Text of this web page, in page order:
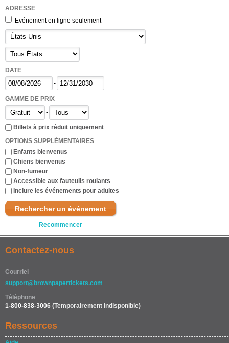
ADRESSE
Evénement en ligne seulement
DATE
-
GAMME DE PRIX
-
Billets à prix réduit uniquement
OPTIONS SUPPLÉMENTAIRES
Enfants bienvenus
Chiens bienvenus
Non-fumeur
Accessible aux fauteuils roulants
Inclure les événements pour adultes
Rechercher un événement
Recommencer
Contactez-nous
Courriel
support@brownpapertickets.com
Téléphone
1-800-838-3006 (Temporairement Indisponible)
Ressources